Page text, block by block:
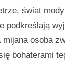
świat
podkreślają
osoba
bohaterami